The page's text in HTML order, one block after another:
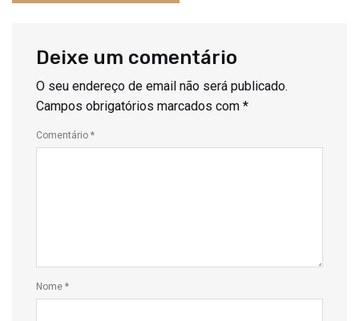
Deixe um comentário
O seu endereço de email não será publicado.
Campos obrigatórios marcados com *
Comentário *
Nome *